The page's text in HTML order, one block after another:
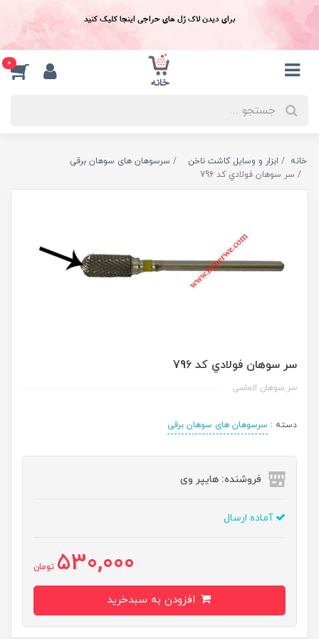
برای دیدن لاک ژل های حراجی اینجا کلیک کنید
0
خانه ابزار و وسایل کاشت ناخن
سرسوهان های سوهان برقی
سر سوهان فولادي کد 796
سر سوهان فولادي کد 796
سر سوهان الماسی
دسته : سرسوهان های سوهان برقی
فروشنده: هایپر وی
آماده ارسال
530,000 تومان